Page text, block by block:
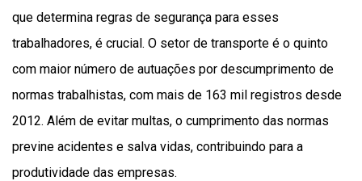
que determina regras de segurança para esses
trabalhadores, é crucial. O setor de transporte é o quinto
com maior número de autuações por descumprimento de
normas trabalhistas, com mais de 163 mil registros desde
2012. Além de evitar multas, o cumprimento das normas
previne acidentes e salva vidas, contribuindo para a
produtividade das empresas.